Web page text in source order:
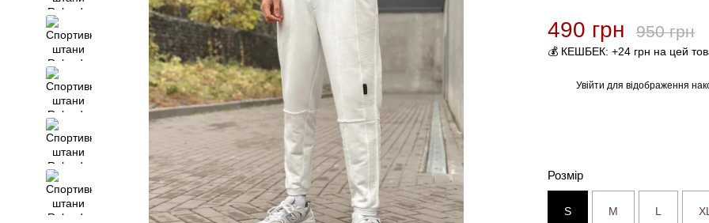
490 грн 950 грн
💰 КЕШБЕК: +24 грн на цей
Увійти для відображення
Розмір
S M L XL